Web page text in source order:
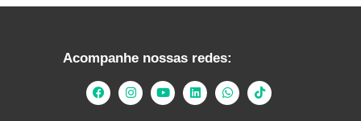
Acompanhe nossas redes: